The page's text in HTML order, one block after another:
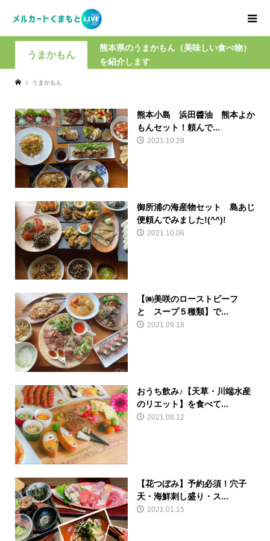
うまかもん
熊本県のうまかもん（美味しい食べ物）
を紹介します
うまかもん
熊本小島 浜田醬油 熊本よか
もんセット！頼んで...
2021.10.28
御所浦の海産物セット 島あじ
便頼んでみました!(^^)!
2021.10.06
【㈱美咲のローストビーフ
と スープ５種類】で...
2021.09.18
おうち飲み♪【天草・川端水産
のリエット】を食べて...
2021.08.12
【花つぼみ】予約必須！穴子
天・海鮮刺し盛り・ス...
2021.01.15